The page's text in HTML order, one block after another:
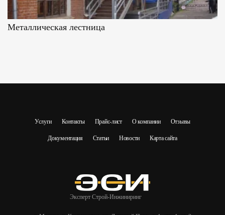
Металлическая лестница
Услуги Контакты Прайс-лист О компании Отзывы
Документация Статьи Новости Карта сайта
Эксперт Строй-Инжиниринг